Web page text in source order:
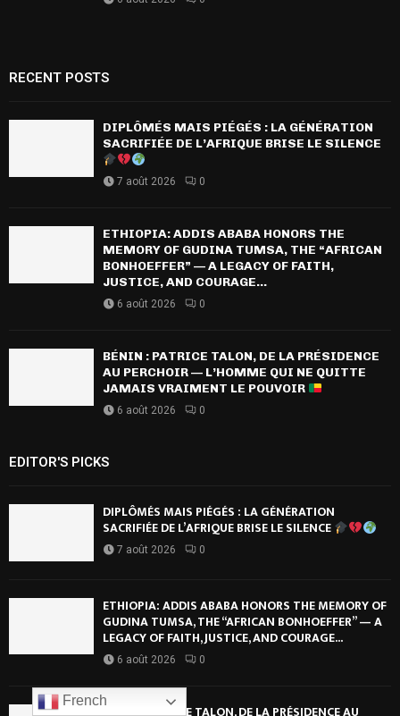
RECENT POSTS
DIPLÔMÉS MAIS PIÉGÉS : LA GÉNÉRATION
SACRIFIÉE DE L’AFRIQUE BRISE LE SILENCE
7 août 2026 0
ETHIOPIA: ADDIS ABABA HONORS THE
MEMORY OF GUDINA TUMSA, THE “AFRICAN
BONHOEFFER” — A LEGACY OF FAITH,
JUSTICE, AND COURAGE...
6 août 2026 0
BÉNIN : PATRICE TALON, DE LA PRÉSIDENCE
AU PERCHOIR — L’HOMME QUI NE QUITTE
JAMAIS VRAIMENT LE POUVOIR
6 août 2026 0
EDITOR'S PICKS
DIPLÔMÉS MAIS PIÉGÉS : LA GÉNÉRATION
SACRIFIÉE DE L’AFRIQUE BRISE LE SILENCE
7 août 2026 0
ETHIOPIA: ADDIS ABABA HONORS THE MEMORY OF
GUDINA TUMSA, THE “AFRICAN BONHOEFFER” — A
LEGACY OF FAITH, JUSTICE, AND COURAGE...
6 août 2026 0
BÉNIN : PATRICE TALON, DE LA PRÉSIDENCE AU
French